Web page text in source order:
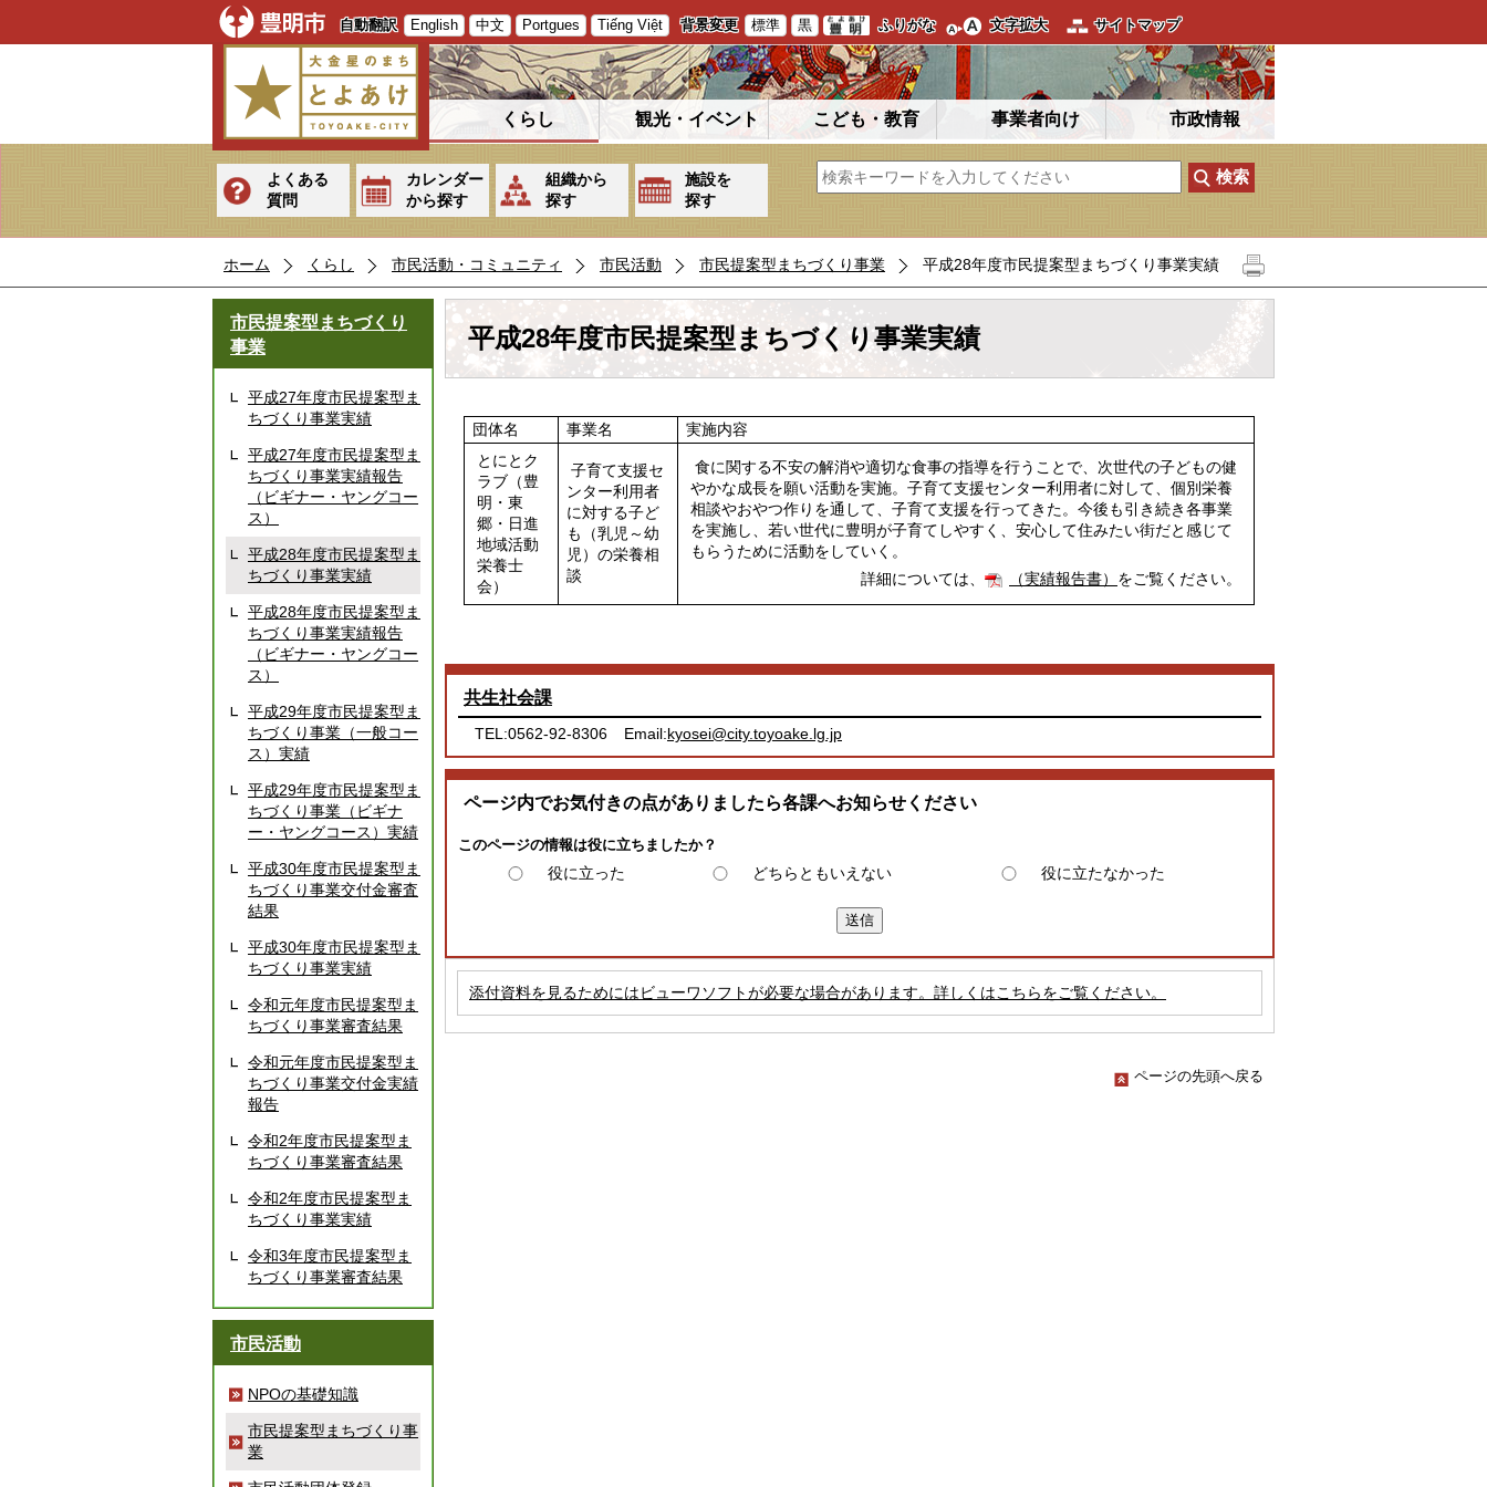
自動翻訳 English 中文 Portgues Tiếng Việt 背景変更 標準 黒 ふりがな 文字拡大 サイトマップ
くらし 観光・イベント こども・教育 事業者向け 市政情報
よくある
質問
カレンダー
から探す
組織から
探す
施設を
探す
ホーム くらし 市民活動・コミュニティ 市民活動 市民提案型まちづくり事業 平成28年度市民提案型まちづくり事業実績
市民提案型まちづくり
事業
平成27年度市民提案型ま
ちづくり事業実績
平成27年度市民提案型ま
ちづくり事業実績報告
（ビギナー・ヤングコー
ス）
平成28年度市民提案型ま
ちづくり事業実績
平成28年度市民提案型ま
ちづくり事業実績報告
（ビギナー・ヤングコー
ス）
平成29年度市民提案型ま
ちづくり事業（一般コー
ス）実績
平成29年度市民提案型ま
ちづくり事業（ビギナ
ー・ヤングコース）実績
平成30年度市民提案型ま
ちづくり事業交付金審査
結果
平成30年度市民提案型ま
ちづくり事業実績
令和元年度市民提案型ま
ちづくり事業審査結果
令和元年度市民提案型ま
ちづくり事業交付金実績
報告
令和2年度市民提案型ま
ちづくり事業審査結果
令和2年度市民提案型ま
ちづくり事業実績
令和3年度市民提案型ま
ちづくり事業審査結果
市民活動
NPOの基礎知識
市民提案型まちづくり事
業
平成28年度市民提案型まちづくり事業実績
団体名 事業名
実施内容
とにとク
ラブ（豊
明・東
郷・日進
地域活動
栄養士
会）
子育て支援セ
ンター利用者
に対する子ど
も（乳児～幼
児）の栄養相
談
食に関する不安の解消や適切な食事の指導を行うことで、次世代の子どもの健
やかな成長を願い活動を実施。子育て支援センター利用者に対して、個別栄養
相談やおやつ作りを通して、子育て支援を行ってきた。今後も引き続き各事業
を実施し、若い世代に豊明が子育てしやすく、安心して住みたい街だと感じて
もらうために活動をしていく。
詳細については、
（実績報告書） をご覧ください。
共生社会課
TEL:0562-92-8306 Email:kyosei@city.toyoake.lg.jp
ページ内でお気付きの点がありましたら各課へお知らせください
このページの情報は役に立ちましたか？
役に立った どちらともいえない 役に立たなかった
添付資料を見るためにはビューワソフトが必要な場合があります。詳しくはこちらをご覧ください。
ページの先頭へ戻る